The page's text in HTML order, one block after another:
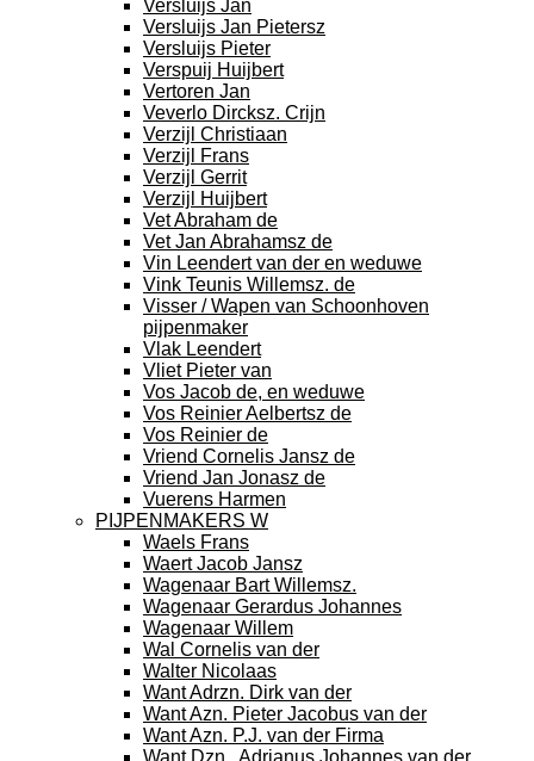
Versluijs Jan
Versluijs Jan Pietersz
Versluijs Pieter
Verspuij Huijbert
Vertoren Jan
Veverlo Dircksz. Crijn
Verzijl Christiaan
Verzijl Frans
Verzijl Gerrit
Verzijl Huijbert
Vet Abraham de
Vet Jan Abrahamsz de
Vin Leendert van der en weduwe
Vink Teunis Willemsz. de
Visser / Wapen van Schoonhoven
pijpenmaker
Vlak Leendert
Vliet Pieter van
Vos Jacob de, en weduwe
Vos Reinier Aelbertsz de
Vos Reinier de
Vriend Cornelis Jansz de
Vriend Jan Jonasz de
Vuerens Harmen
PIJPENMAKERS W
Waels Frans
Waert Jacob Jansz
Wagenaar Bart Willemsz.
Wagenaar Gerardus Johannes
Wagenaar Willem
Wal Cornelis van der
Walter Nicolaas
Want Adrzn. Dirk van der
Want Azn. Pieter Jacobus van der
Want Azn. P.J. van der Firma
Want Dzn., Adrianus Johannes van der